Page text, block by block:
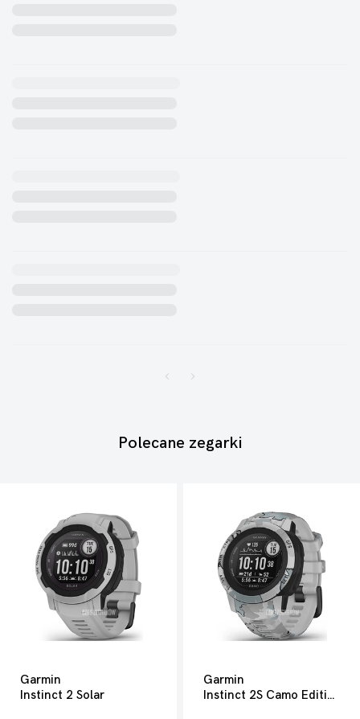
Polecane zegarki
Garmin
Instinct 2 Solar
Garmin
Instinct 2S Camo Edition